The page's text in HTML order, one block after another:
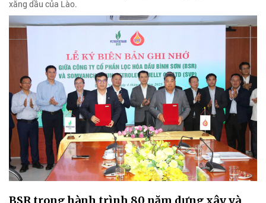
xăng dầu của Lào.
BSR trong hành trình 80 năm dựng xây và